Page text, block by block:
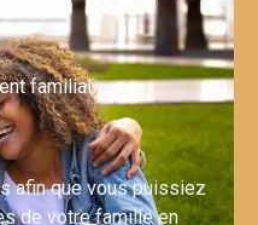
familial
afin que vous puissiez
de votre famille en